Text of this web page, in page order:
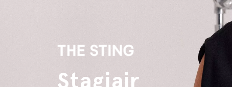
Stagiair